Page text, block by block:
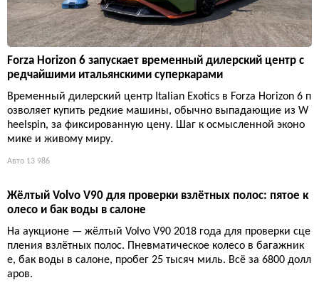
Forza Horizon 6 запускает временный дилерский центр с
редчайшими итальянскими суперкарами
Временный дилерский центр Italian Exotics в Forza Horizon 6 п
озволяет купить редкие машины, обычно выпадающие из W
heelspin, за фиксированную цену. Шаг к осмысленной эконо
мике и живому миру.
Авто 13 986
Жёлтый Volvo V90 для проверки взлётных полос: пятое к
олесо и бак воды в салоне
На аукционе — жёлтый Volvo V90 2018 года для проверки сце
пления взлётных полос. Пневматическое колесо в багажник
е, бак воды в салоне, пробег 25 тысяч миль. Всё за 6800 долл
аров.